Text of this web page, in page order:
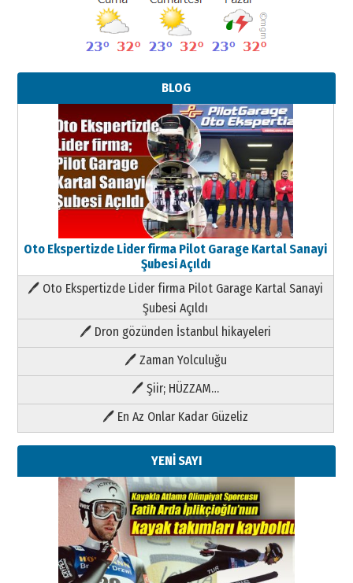
BLOG
Oto Ekspertizde Lider firma Pilot Garage Kartal Sanayi
Şubesi Açıldı
🖊 Oto Ekspertizde Lider firma Pilot Garage Kartal Sanayi
Şubesi Açıldı
🖊 Dron gözünden İstanbul hikayeleri
🖊 Zaman Yolculuğu
🖊 Şiir; HÜZZAM…
🖊 En Az Onlar Kadar Güzeliz
YENİ SAYI